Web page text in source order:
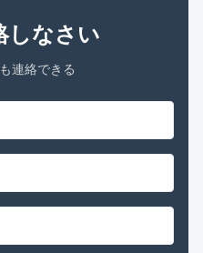
しなさい
連絡できる